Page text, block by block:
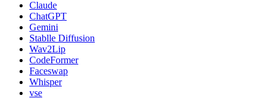
Claude
ChatGPT
Gemini
Stablle Diffusion
Wav2Lip
CodeFormer
Faceswap
Whisper
vse